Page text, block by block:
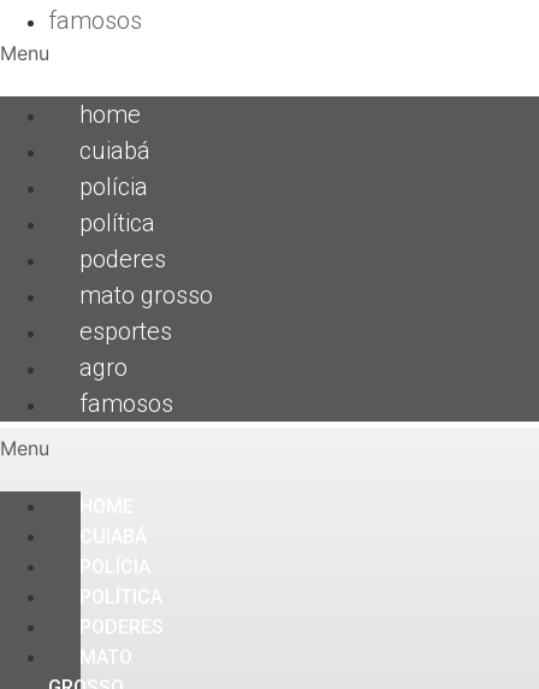
famosos
Menu
home
cuiabá
polícia
política
poderes
mato grosso
esportes
agro
famosos
Menu
PODERES
MATO